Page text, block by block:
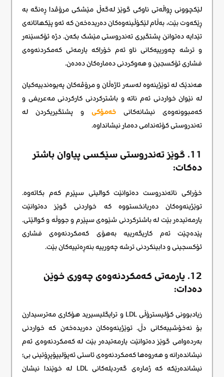
لێکچوونی ڕواڵەتی ناوکی گوێز لەگەڵ مێشکی مرۆڤدا ڕەنگە بە
ڕێکەوت بێت، بەڵام لێکۆڵینەوەکان دەریدەخەن کە ئەو پێکهاتانەی
تێدایە دەتوانن پشتگیری تەندروستی مێشک بکەن. دژە ئۆکسێنەر
و ترشە چەورییەکانی ناو ئەم خۆراکە یارمەتی کەمکردنەوەی
فشاری ئۆکسجین و هەوکردنی دەمارەکان دەدەن.
هەندێک لە توێژینەوە لەسەر ئاژەڵان و مرۆڤەکان پەیوەندییەکیان
لە نێوان خواردنی ئەم ناتە و باشترکردنی کارکردنی مەعریفی و
کەمبوونەوەی نیشانەکانی خەمۆکی و پشتگیریکردن لە
تەندروستی کۆئەندامی دەمار نیشانداوە.
11. گوێز تەندروستی سێکسی پیاوان باشتر
دەکات:
خۆراکی ناتەندروست دەتوانێت کوالیتی سپێرم کەم بکاتەوە.
توێژینەوەکان دەریانخستووە کە خواردنی گوێز دەتوانێت
یارمەتیدەر بێت لە باشترکردنی شێوەی سپێرم و جووڵە و کوالێتی.
پێدەچێت ئەم کاریگەرییە بەهۆی کەمکردنەوەی فشاری
ئۆکسجینی و دابینکردنی ترشە چەورییە بنەڕەتییەکان بێت.
12. یارمەتی کەمکردنەوەی چەوری خوێن
دەدات:
زیادبوونی کۆلیسترۆڵی LDL و ترایگلیسیرید هۆکاری مەترسیدارن
بۆ نەخۆشییەکانی دڵ. توێژینەوەکان دەریدەخەن کە خواردنی
بەردەوامی گوێز دەتوانێت یارمەتیدەر بێت لە کەمکردنەوەی ئەم
نیشاندەرانە و هەروەها کەمکردنەوەی ئاستی ئەپۆلیپۆپڕۆتینی بی؛
نیشاندەرێکە کە ژمارەی گەردیلەکانی LDL لە خوێندا نیشان